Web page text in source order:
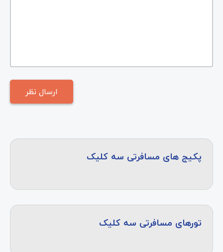
پکیج های مسافرتی سه کلیک
تورهای مسافرتی سه کلیک